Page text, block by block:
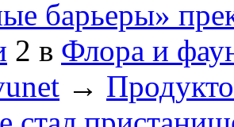
барьеры»
2 в Флора и
→